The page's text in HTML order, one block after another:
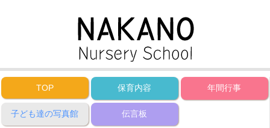
TOP 保育内容 年間行事
子ども達の写真館 伝言板